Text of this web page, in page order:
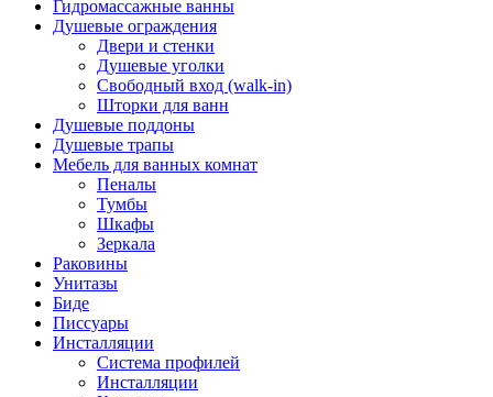
Гидромассажные ванны
Душевые ограждения
Двери и стенки
Душевые уголки
Свободный вход (walk-in)
Шторки для ванн
Душевые поддоны
Душевые трапы
Мебель для ванных комнат
Пеналы
Тумбы
Шкафы
Зеркала
Раковины
Унитазы
Биде
Писсуары
Инсталляции
Система профилей
Инсталляции